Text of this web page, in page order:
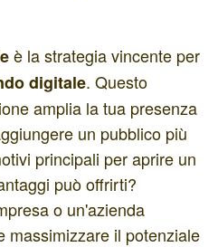
è la strategia vincente per
digitale. Questo
amplia la tua presenza
un pubblico più
principali per aprire un
può offrirti?
o un'azienda
massimizzare il potenziale